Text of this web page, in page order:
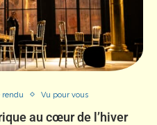
rendu Vu pour vous
au cœur de l’hiver